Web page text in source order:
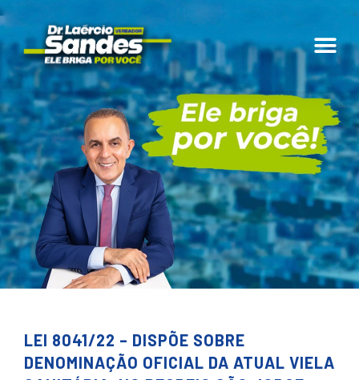
LEI 8041/22 – DISPÕE SOBRE
DENOMINAÇÃO OFICIAL DA ATUAL VIELA